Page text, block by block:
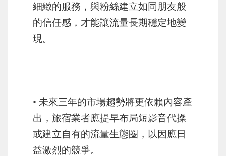
細緻的服務，與粉絲建立如同朋友般
的信任感，才能讓流量長期穩定地變
現。
• 未來三年的市場趨勢將更依賴內容產
出，旅宿業者應提早布局短影音代操
或建立自有的流量生態圈，以因應日
益激烈的競爭。